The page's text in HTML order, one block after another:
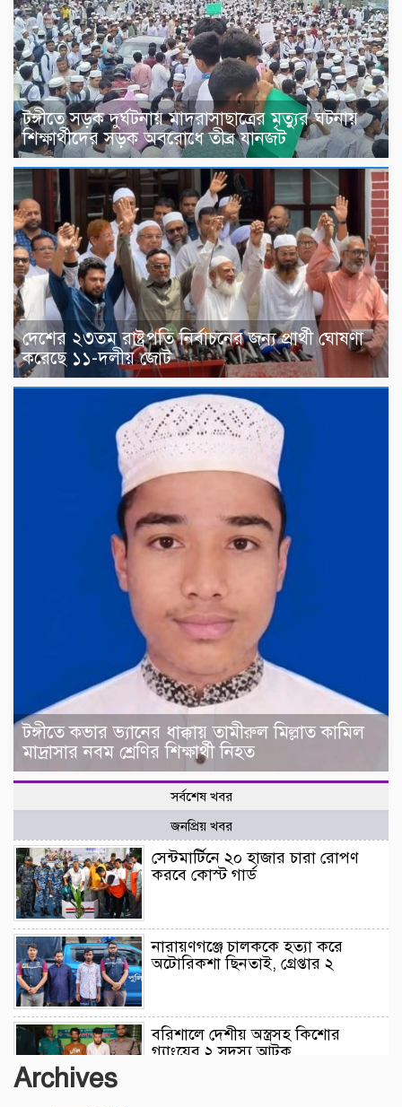
টঙ্গীতে সড়ক দুর্ঘটনায় মাদরাসাছাত্রের মৃত্যুর ঘটনায়
শিক্ষার্থীদের সড়ক অবরোধে তীব্র যানজট
দেশের ২৩তম রাষ্ট্রপতি নির্বাচনের জন্য প্রার্থী ঘোষণা
করেছে ১১-দলীয় জোট
টঙ্গীতে কভার ভ্যানের ধাক্কায় তামীরুল মিল্লাত কামিল
মাদ্রাসার নবম শ্রেণির শিক্ষার্থী নিহত
সর্বশেষ খবর
জনপ্রিয় খবর
সেন্টমার্টিনে ২০ হাজার চারা রোপণ
করবে কোস্ট গার্ড
নারায়ণগঞ্জে চালককে হত্যা করে
অটোরিকশা ছিনতাই, গ্রেপ্তার ২
বরিশালে দেশীয় অস্ত্রসহ কিশোর
গ্যাংয়ের ২ সদস্য আটক
Archives